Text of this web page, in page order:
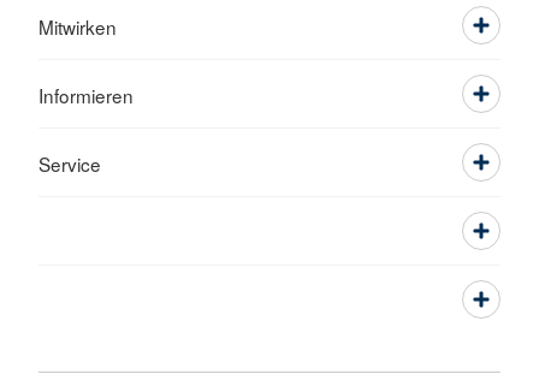
Mitwirken
Informieren
Service